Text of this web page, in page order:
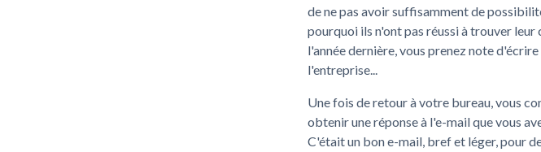
de ne pas avoir suffisamment de
pourquoi ils n'ont pas réussi à trouver leur
l'année dernière, vous prenez note
l'entreprise...
Une fois de retour à votre bureau, vous
obtenir une réponse à l'e-mail que vous
C'était un bon e-mail, bref et léger, pour